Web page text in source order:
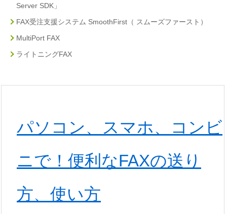
Server SDK」
FAX受注支援システム SmoothFirst（ スムーズファースト）
MultiPort FAX
ライトニングFAX
パソコン、スマホ、コンビ
ニで！便利なFAXの送り
方、使い方